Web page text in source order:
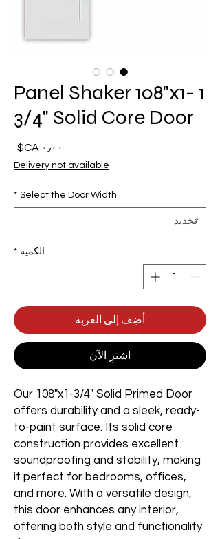
1 Panel Shaker 108"x1-
3/4" Solid Core Door
Delivery not available
Select the Door Width
*
الكمية *
أضِف إلى العربة
اشترِ الآن
Our 108"x1-3/4" Solid Primed Door
offers durability and a sleek, ready-
to-paint surface. Its solid core
construction provides excellent
soundproofing and stability, making
it perfect for bedrooms, offices,
and more. With a versatile design,
this door enhances any interior,
offering both style and functionality